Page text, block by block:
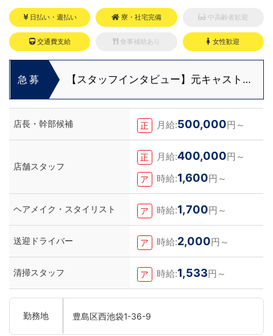
日払い・週払い 寮・社宅完備 中高齢者歓迎
交通費支給 食事補助あり 女性歓迎
急募
【スタッフインタビュー】元キャストの
店長・幹部候補 正 月給:500,000円～
店舗スタッフ
正 月給:400,000円～
ア 時給:1,600円～
ヘアメイク・スタイリスト ア 時給:1,700円～
送迎ドライバー ア 時給:2,000円～
清掃スタッフ ア 時給:1,533円～
勤務地 豊島区西池袋1-36-9